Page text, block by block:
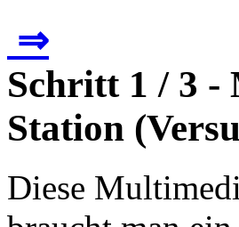
⇒
Schritt 1 / 3 -
Station
Diese